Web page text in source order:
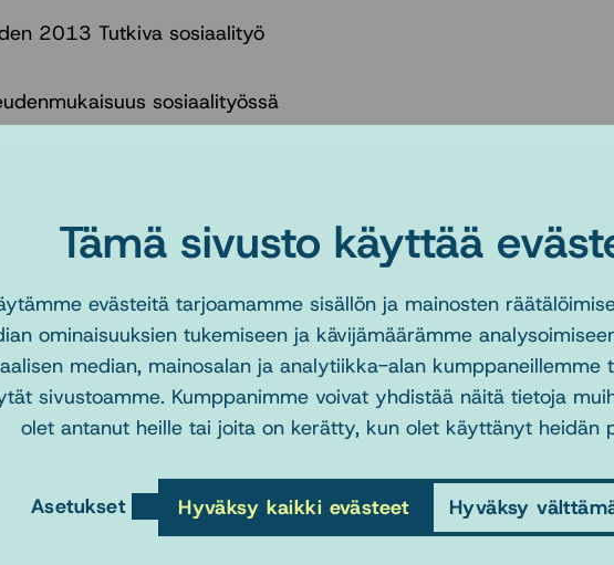
Tämä sivusto käyttää
evästeitä tarjoamamme sisällön ja mainosten
ominaisuuksien tukemiseen ja kävijämäärämme
median, mainosalan ja analytiikka-alan kumppaneillemme
sivustoamme. Kumppanimme voivat yhdistää näitä tietoja
olet antanut heille tai joita on kerätty, kun olet käyttänyt heidän
Hyväksy
Hyväksy kaikki evästeet
Asetukset
2013 Tutkiva sosiaalityö
sosiaalityössä
www.sosiaalityontutkimuksenseura.fi/Tutkiva%20sosiaalityo/